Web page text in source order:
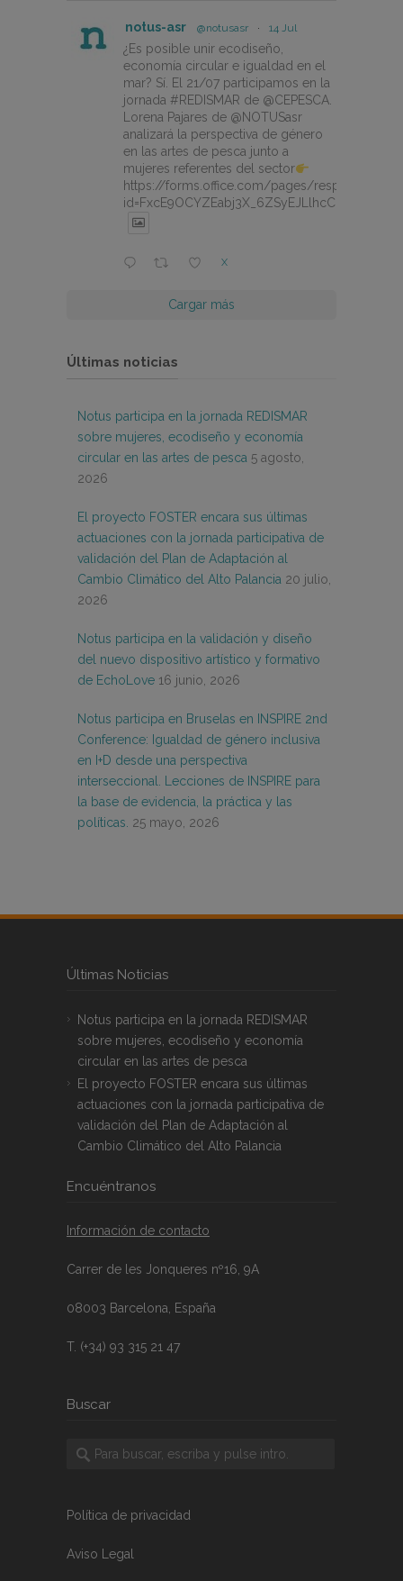
notus-asr @notusasr · 14 Jul
¿Es posible unir ecodiseño,
economía circular e igualdad en el
mar? Sí. El 21/07 participamos en la
jornada #REDISMAR de @CEPESCA.
Lorena Pajares de @NOTUSasr
analizará la perspectiva de género
en las artes de pesca junto a
mujeres referentes del sector
https://forms.office.com/pages/
X
Cargar más
Últimas noticias
Notus participa en la jornada REDISMAR
sobre mujeres, ecodiseño y economía
circular en las artes de pesca 5 agosto,
2026
El proyecto FOSTER encara sus últimas
actuaciones con la jornada participativa de
validación del Plan de Adaptación al
Cambio Climático del Alto Palancia 20 julio,
2026
Notus participa en la validación y diseño
del nuevo dispositivo artístico y formativo
de EchoLove 16 junio, 2026
Notus participa en Bruselas en INSPIRE 2nd
Conference: Igualdad de género inclusiva
en I+D desde una perspectiva
interseccional. Lecciones de INSPIRE para
la base de evidencia, la práctica y las
políticas. 25 mayo, 2026
Últimas Noticias
Notus participa en la jornada REDISMAR
sobre mujeres, ecodiseño y economía
circular en las artes de pesca
El proyecto FOSTER encara sus últimas
actuaciones con la jornada participativa de
validación del Plan de Adaptación al
Cambio Climático del Alto Palancia
Encuéntranos
Información de contacto
Carrer de les Jonqueres nº16, 9A
08003 Barcelona, España
T. (+34) 93 315 21 47
Buscar
Política de privacidad
Aviso Legal